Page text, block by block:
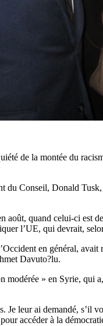
de la montée du
Conseil, Donald
août, quand celui-ci
l’UE, qui devrait,
en général,
Davuto?lu.
» en Syrie,
Je leur ai demandé,
accéder à la